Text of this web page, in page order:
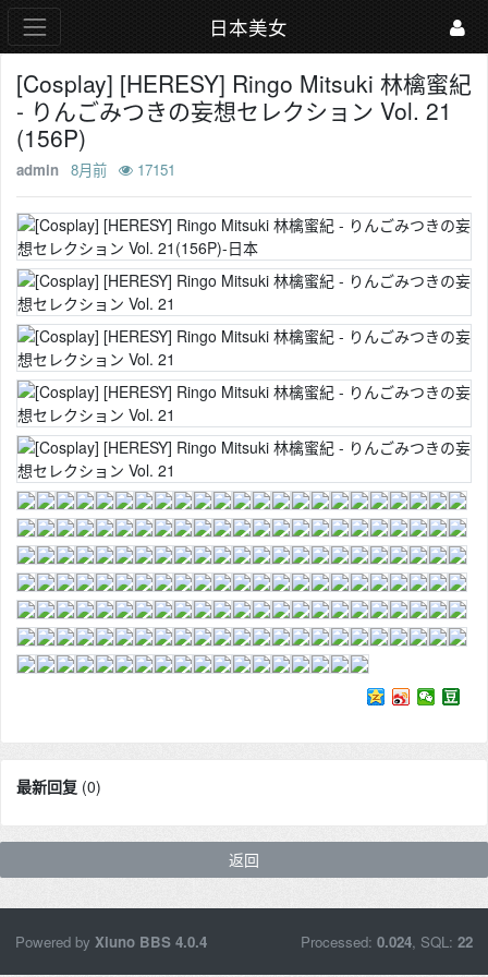
日本美女
[Cosplay] [HERESY] Ringo Mitsuki 林檎蜜紀
- りんごみつきの妄想セレクション Vol. 21
(156P)
admin 8月前 17151
最新回复 (0)
返回
Powered by Xiuno BBS 4.0.4 Processed: 0.024, SQL: 22